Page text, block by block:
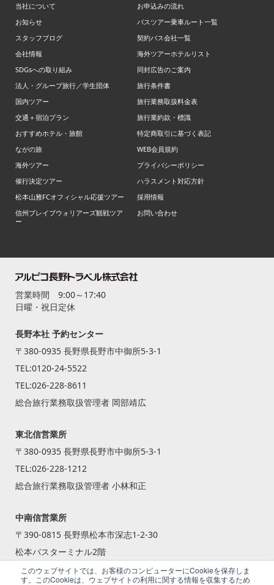
このウェブサイトでは、お客様のコンピューターにCookieを保存しま
す。このCookieは、ウェブサイトの利用に関する情報を収集するため
当社について
お知らせ
スタッフブログ
会社情報
SDGsへの取り組み
法人・グループ旅行／学生団体
国内ツアー
交通＋宿泊プラン
おすすめホテル・旅館
ながの旅
海外ツアー
催行決定ツアー
松本山雅FCオフィシャル応援ツアー
信州ブレイブウォリアーズ観戦ツア
ー
お申込みの流れ
バスツアー乗車ルート一覧
契約バス会社一覧
海外ツアーホテルリスト
同封広告のご案内
旅行条件書
旅行業務取扱料金表
旅行業約款・標識
特定商取引に基づく表記
WEB会員規約
プライバシーポリシー
ハラスメント対応方針
採用情報
お問い合わせ
営業時間 9:00～17:40
日曜・祝日定休
長野本社 予約センター
〒380-0935 長野県長野市中御所5-3-1
TEL:0120-24-5522
TEL:026-228-8611
総合旅行業務取扱管理者 岡部靖広
東北信営業所
〒380-0935 長野県長野市中御所5-3-1
TEL:026-228-1212
総合旅行業務取扱管理者 小林和正
中南信営業所
〒390-0815 長野県松本市深志1-2-30
松本バスターミナル2階
TEL:0263-87-2240